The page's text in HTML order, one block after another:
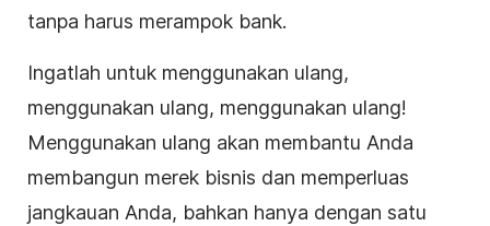
tanpa harus merampok bank.
Ingatlah untuk menggunakan ulang,
menggunakan ulang, menggunakan ulang!
Menggunakan ulang akan membantu Anda
membangun merek bisnis dan memperluas
jangkauan Anda, bahkan hanya dengan satu